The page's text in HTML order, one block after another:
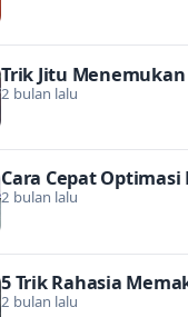
Trik Jitu
2 bulan lalu
Cara Cepat
2 bulan lalu
5 Trik Rahasia
2 bulan lalu